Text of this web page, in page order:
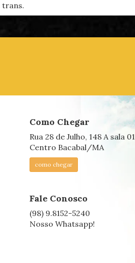
trans.
Como Chegar
Rua 28 de Julho, 148 A sala
Centro Bacabal/MA
como chegar
Fale Conosco
(98) 9.8152-5240
Nosso Whatsapp!